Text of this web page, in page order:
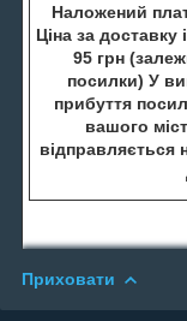
Наложений
Ціна за
95 грн
посилки) У
прибуття
вашого
відправляється
Приховати